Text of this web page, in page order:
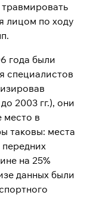
лицом по ходу
года были
специалистов
2003 гг.), они
место в
таковы: места
передних
на 25%
данных были